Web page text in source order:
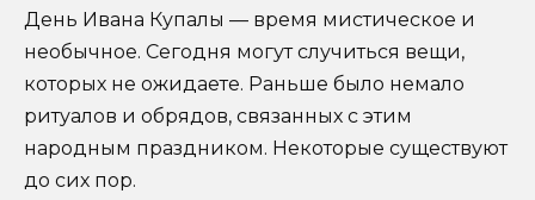
День Ивана Купалы — время мистическое и
необычное. Сегодня могут случиться вещи,
которых не ожидаете. Раньше было немало
ритуалов и обрядов, связанных с этим
народным праздником. Некоторые существуют
до сих пор.